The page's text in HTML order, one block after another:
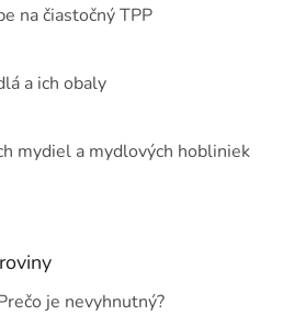
na čiastočný TPP
a ich obaly
mydiel a mydlových hobliniek
je nevyhnutný?